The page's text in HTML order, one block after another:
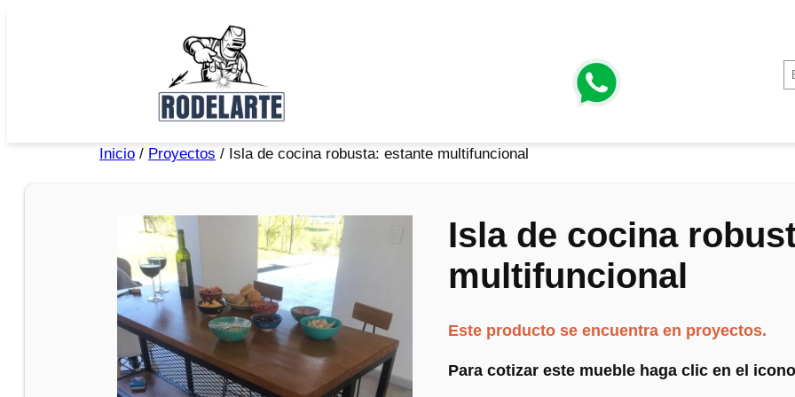
Inicio / Proyectos / Isla de cocina robusta: estante multifuncional
Isla de cocina
multifuncional
Este producto se encuentra en proyectos.
Para cotizar este mueble haga clic en el